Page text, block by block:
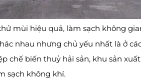
mùi hiệu quả, làm sạch không
nhau nhưng chủ yếu nhất là ở
chế biến thuỷ hải sản, khu sản
sạch không khí.